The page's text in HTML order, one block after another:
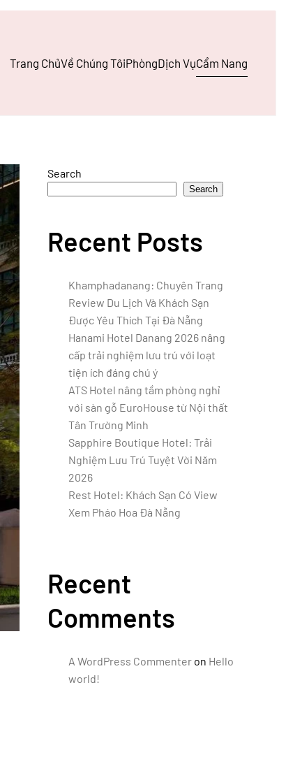
Trang ChủVề Chúng TôiPhòngDịch VụCẩm Nang
Search
Search
Recent Posts
Khamphadanang: Chuyên Trang
Review Du Lịch Và Khách Sạn
Được Yêu Thích Tại Đà Nẵng
Hanami Hotel Danang 2026 nâng
cấp trải nghiệm lưu trú với loạt
tiện ích đáng chú ý
ATS Hotel nâng tầm phòng nghỉ
với sàn gỗ EuroHouse từ Nội thất
Tân Trường Minh
Sapphire Boutique Hotel: Trải
Nghiệm Lưu Trú Tuyệt Vời Năm
2026
Rest Hotel: Khách Sạn Có View
Xem Pháo Hoa Đà Nẵng
Recent
Comments
A WordPress Commenter on Hello
world!